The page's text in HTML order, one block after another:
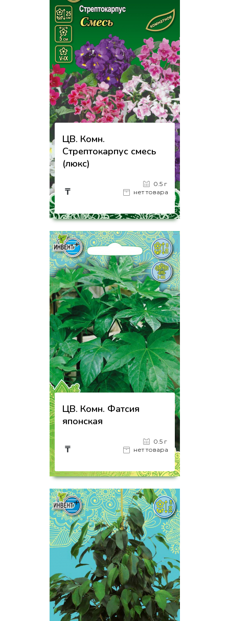
ЦВ. Комн.
Стрептокарпус смесь
(люкс)
₸
0.5 г
нет товара
на страницу товара
ЦВ. Комн. Фатсия
японская
₸
0.5 г
нет товара
на страницу товара